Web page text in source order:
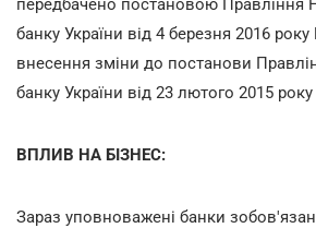
передбачено постановою Правління
банку України від 4 березня 2016
внесення зміни до постанови
банку України від 23 лютого 2015
ВПЛИВ НА БІЗНЕС:
Зараз уповноважені банки